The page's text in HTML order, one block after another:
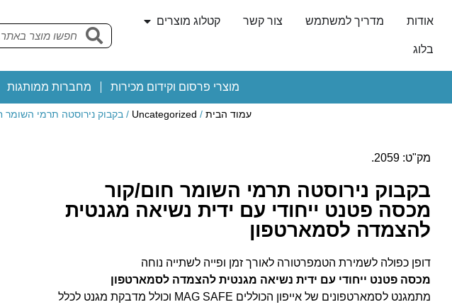
אודות מדריך למשתמש צור קשר קטלוג מוצרים
בלוג
מוצרי פרסום וקידום מכירות מחברות ממותגות
עמוד הבית /
Uncategorized / בקבוק נירוסטה תרמי השומר
מק"ט: 2059.
בקבוק נירוסטה תרמי השומר חום/קור
מכסה פטנט ייחודי עם ידית נשיאה מגנטית
להצמדה לסמארטפון
דופן כפולה לשמירת הטמפרטורה לאורך זמן ופייה לשתייה נוחה
מכסה פטנט ייחודי עם ידית נשיאה מגנטית להצמדה לסמארטפון
מתמגנט לסמארטפונים של אייפון הכוללים MAG SAFE וכולל מדבקת מגנט לכלל